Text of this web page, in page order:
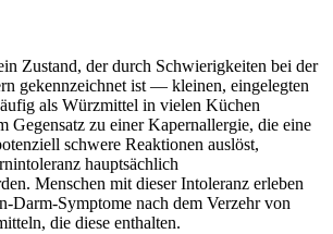
Zustand, der durch Schwierigkeiten bei der
gekennzeichnet ist — kleinen, eingelegten
als Würzmittel in vielen Küchen
Gegensatz zu einer Kapernallergie, die eine
schwere Reaktionen auslöst,
hauptsächlich
Menschen mit dieser Intoleranz erleben
Darm-Symptome nach dem Verzehr von
die diese enthalten.